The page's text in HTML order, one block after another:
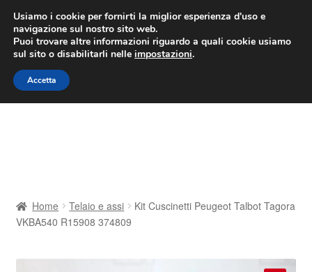
CONSEGNA da 7 EUR
Lun-Ven 9:00 - 16:00/800 580 290
Vai
alla
navigazione
Vai
al
contenuto
Consegna
Contatto
Home Telaio e assi
Kit Cuscinetti Peugeot Talbot Tagora
VKBA540 R15908 374809
Usiamo i cookie per fornirti la miglior esperienza d'uso e
navigazione sul nostro sito web.
Puoi trovare altre informazioni riguardo a quali cookie usiamo
sul sito o disabilitarli nelle impostazioni.
Accetta